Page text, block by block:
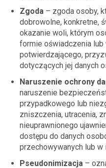
Zgoda – zgoda osoby,
dobrowolne, konkretne,
okazanie woli, którym
formie oświadczenia lub
potwierdzającego,
dotyczących jej danych
Naruszenie ochrony
naruszenie
przypadkowego lub
zniszczenia, utracenia,
nieuprawnionego
dostępu do danych
przechowywanych lub
Pseudonimizacja –